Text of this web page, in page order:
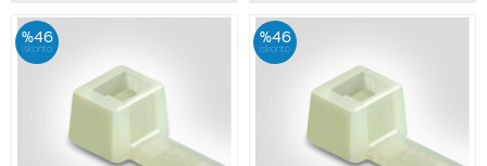
%46
iskonto
%46
iskonto